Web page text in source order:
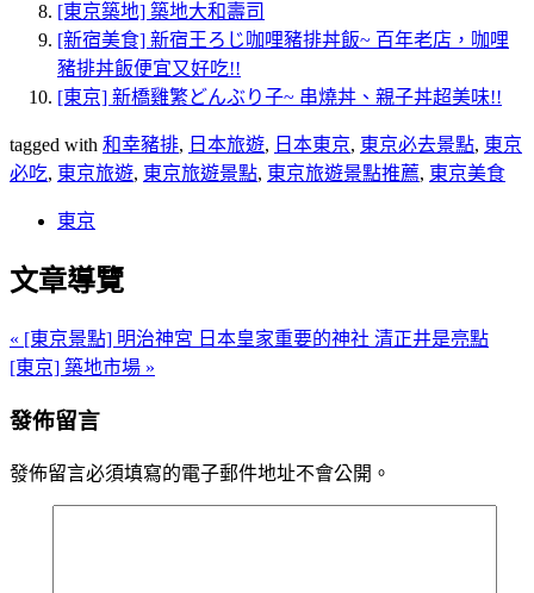
[東京築地] 築地大和壽司
[新宿美食] 新宿王ろじ咖哩豬排丼飯~ 百年老店，咖哩
豬排丼飯便宜又好吃!!
[東京] 新橋雞繁どんぶり子~ 串燒丼、親子丼超美味!!
tagged with 和幸豬排, 日本旅遊, 日本東京, 東京必去景點, 東京
必吃, 東京旅遊, 東京旅遊景點, 東京旅遊景點推薦, 東京美食
東京
文章導覽
« [東京景點] 明治神宮 日本皇家重要的神社 清正井是亮點
[東京] 築地市場 »
發佈留言
發佈留言必須填寫的電子郵件地址不會公開。